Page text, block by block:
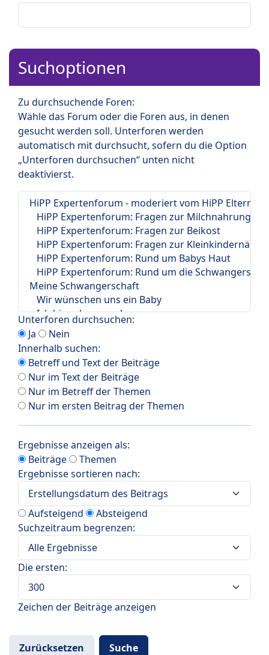
Suchoptionen
Zu durchsuchende Foren:
Wähle das Forum oder die Foren aus, in denen
gesucht werden soll. Unterforen werden
automatisch mit durchsucht, sofern du die Option
„Unterforen durchsuchen“ unten nicht
deaktivierst.
Unterforen durchsuchen:
Ja
Nein
Innerhalb suchen:
Betreff und Text der Beiträge
Nur im Text der Beiträge
Nur im Betreff der Themen
Nur im ersten Beitrag der Themen
Ergebnisse anzeigen als:
Beiträge
Themen
Ergebnisse sortieren nach:
Aufsteigend
Absteigend
Suchzeitraum begrenzen:
Die ersten:
Zeichen der Beiträge anzeigen